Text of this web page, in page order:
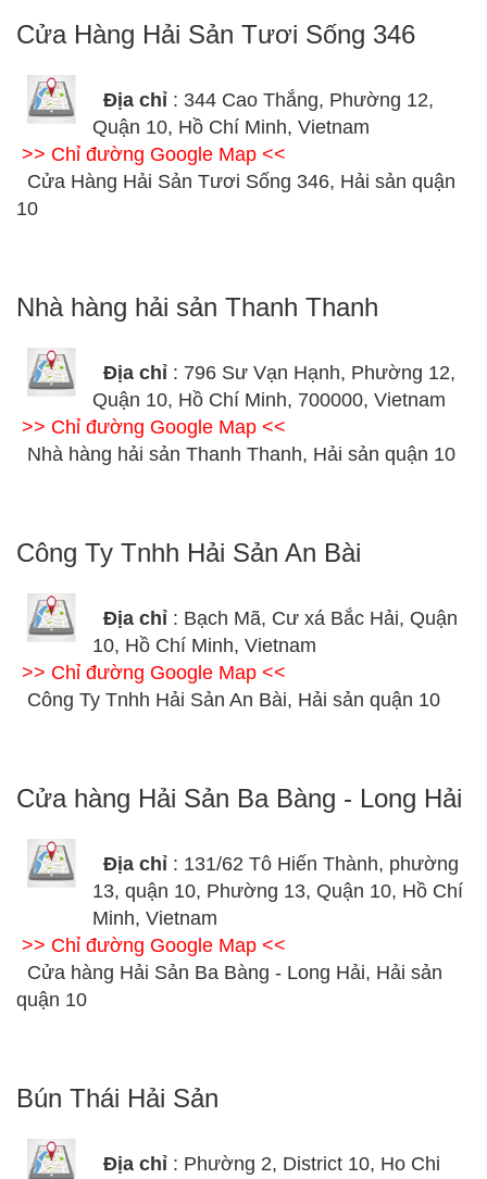
Cửa Hàng Hải Sản Tươi Sống 346
Địa chỉ : 344 Cao Thắng, Phường 12,
Quận 10, Hồ Chí Minh, Vietnam
>> Chỉ đường Google Map <<
Cửa Hàng Hải Sản Tươi Sống 346, Hải sản quận
10
Nhà hàng hải sản Thanh Thanh
Địa chỉ : 796 Sư Vạn Hạnh, Phường 12,
Quận 10, Hồ Chí Minh, 700000, Vietnam
>> Chỉ đường Google Map <<
Nhà hàng hải sản Thanh Thanh, Hải sản quận 10
Công Ty Tnhh Hải Sản An Bài
Địa chỉ : Bạch Mã, Cư xá Bắc Hải, Quận
10, Hồ Chí Minh, Vietnam
>> Chỉ đường Google Map <<
Công Ty Tnhh Hải Sản An Bài, Hải sản quận 10
Cửa hàng Hải Sản Ba Bàng - Long Hải
Địa chỉ : 131/62 Tô Hiến Thành, phường
13, quận 10, Phường 13, Quận 10, Hồ Chí
Minh, Vietnam
>> Chỉ đường Google Map <<
Cửa hàng Hải Sản Ba Bàng - Long Hải, Hải sản
quận 10
Bún Thái Hải Sản
Địa chỉ : Phường 2, District 10, Ho Chi